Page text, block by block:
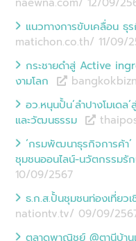
แนวทางการขับเคลื่อน
matichon.co.th/ 11/09/
กระชายดำสู่ Active
งามโลก
อว.หนุนปั้น’ลำปางโมเด
และวัฒนธรรม
‘กรมพัฒนาธุรกิจการค้า
ชุมชนออนไลน์-นวัตกรรมรั
10/09/2567
ธ.ก.ส.ปั้นชุมชนท่องเที่ยว
nationtv.tv/ 09/09/
ตลาดพาณิชย์ @ตานีบ้าน